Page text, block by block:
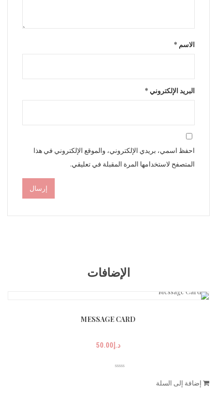
الاسم *
البريد الإلكتروني *
احفظ اسمي، بريدي الإلكتروني، والموقع الإلكتروني في هذا
المتصفح لاستخدامها المرة المقبلة في تعليقي.
الإضافات
MESSAGE CARD
د.إ50.00
إضافة إلى السلة